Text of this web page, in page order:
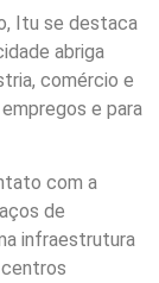
Itu se destaca
abriga
comércio e
e para
com a
de
infraestrutura